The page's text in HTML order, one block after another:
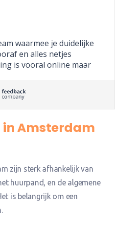
waarmee je duidelijke
en alles netjes
is vooral online maar
in Amsterdam
zijn sterk afhankelijk van
huurpand, en de algemene
is belangrijk om een